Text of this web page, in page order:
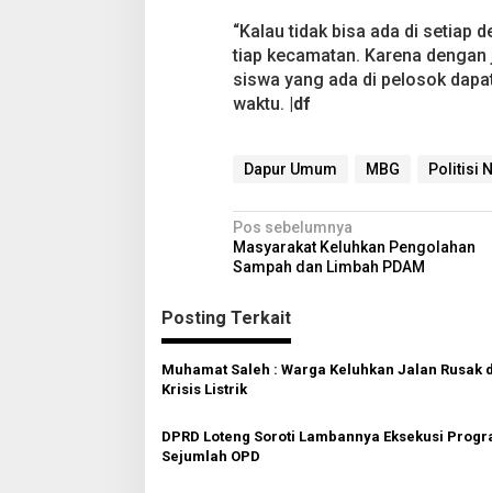
“Kalau tidak bisa ada di setiap
tiap kecamatan. Karena
siswa yang ada di pelosok
waktu. |df
Dapur Umum MBG Politisi
N
a
i
a
i
Pos sebelumnya
Masyarakat Keluhkan Pengolahan
Sampah dan Limbah PDAM
Posting Terkait
Muhamat Saleh : Warga Keluhkan Jalan Rusak
Krisis Listrik
DPRD Loteng Soroti Lambannya Eksekusi
Sejumlah OPD